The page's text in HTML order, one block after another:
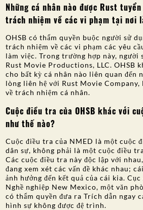
Những cá nhân nào được Rust
trách nhiệm về các vi phạm tại nơi
OHSB có thẩm quyền buộc người sử
trách nhiệm về các vi phạm các yêu
làm việc. Trong trường hợp này, người
Rust Movie Productions, LLC. OHSB
cho bất kỳ cá nhân nào liên quan đến
lòng liên hệ với Rust Movie Company,
về trách nhiệm cá nhân.
Cuộc điều tra của OHSB khác với
như thế nào?
Cuộc điều tra của NMED là một cuộc
dân sự, không phải là một cuộc điều
Các cuộc điều tra này độc lập với
đang xem xét các vấn đề khác nhau;
ảnh hưởng đến kết quả của cái kia.
Nghề nghiệp New Mexico, một văn
có thẩm quyền đưa ra Trích dẫn ngay
hình sự không được đệ trình.